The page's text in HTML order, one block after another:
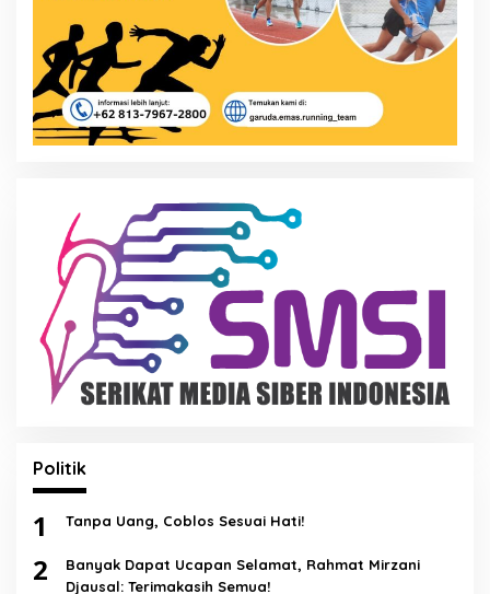
Politik
1 Tanpa Uang, Coblos Sesuai Hati!
2
Banyak Dapat Ucapan Selamat, Rahmat Mirzani
Djausal: Terimakasih Semua!